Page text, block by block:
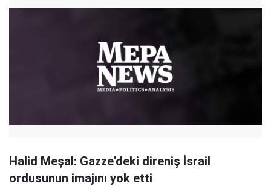
Halid Meşal: Gazze'deki direniş İsrail
ordusunun imajını yok etti